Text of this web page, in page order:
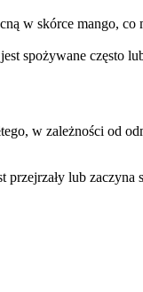
w skórce mango,
spożywane często
w zależności od
lub zaczyna